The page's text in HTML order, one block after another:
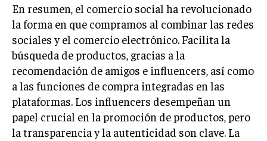
Aparece en periódicos digitales y domina los buscadores,
En resumen, el comercio social ha revolucionado
la forma en que compramos al combinar las redes
sociales y el comercio electrónico. Facilita la
búsqueda de productos, gracias a la
recomendación de amigos e influencers, así como
a las funciones de compra integradas en las
plataformas. Los influencers desempeñan un
papel crucial en la promoción de productos, pero
la transparencia y la autenticidad son clave. La